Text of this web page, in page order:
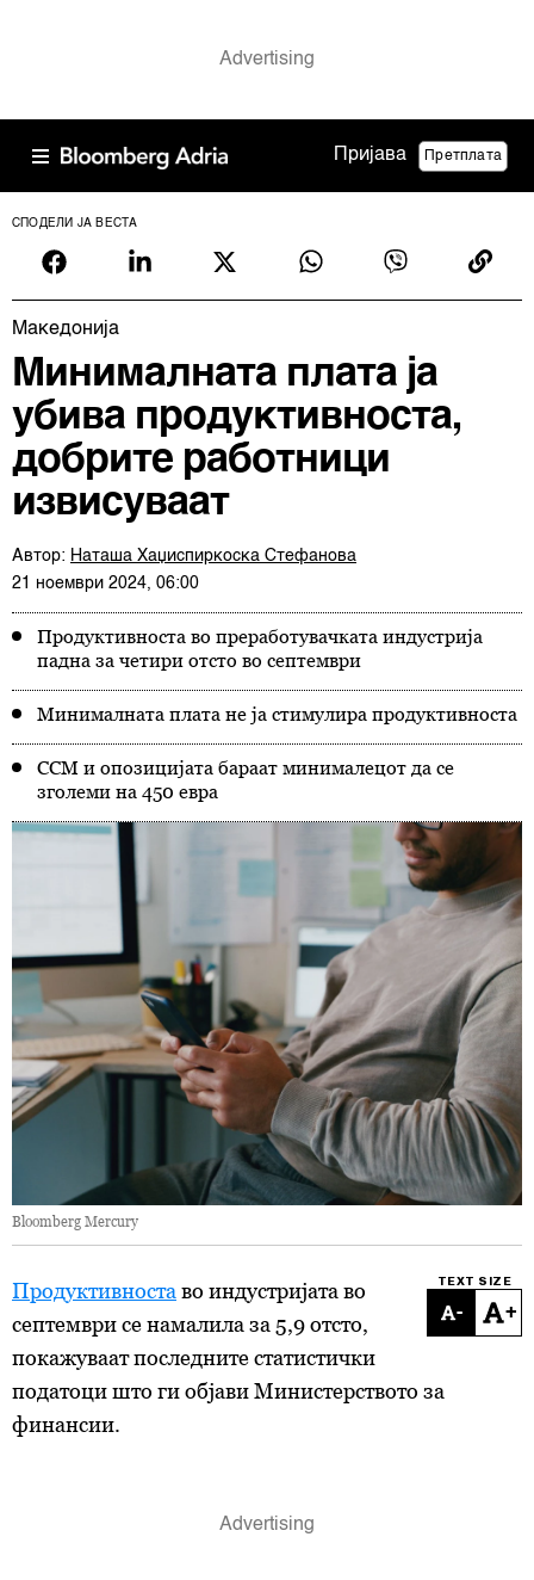
Пријава Претплата
СПОДЕЛИ ЈА ВЕСТА
Македонија
Минималната плата ја
убива продуктивноста,
добрите работници
извисуваат
Автор: Наташа Хаџиспиркоска Стефанова
21 ноември 2024, 06:00
Продуктивноста во преработувачката индустрија
падна за четири отсто во септември
Минималната плата не ја стимулира продуктивноста
ССМ и опозицијата бараат минималецот да се
зголеми на 450 евра
Bloomberg Mercury
TEXT SIZE
- +
Продуктивноста во индустријата во
септември се намалила за 5,9 отсто,
покажуваат последните статистички
податоци што ги објави Министерството за
финансии.